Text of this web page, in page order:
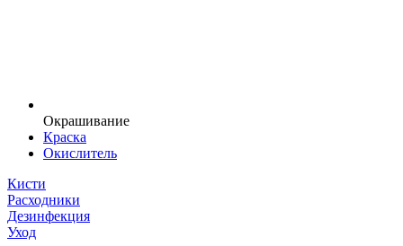
Окрашивание
Краска
Окислитель
Кисти
Расходники
Дезинфекция
Уход